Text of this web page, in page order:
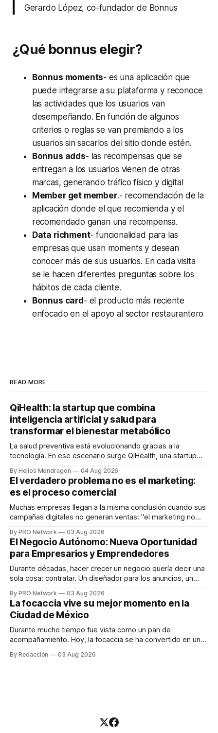
Gerardo López, co-fundador de Bonnus
¿Qué bonnus elegir?
Bonnus moments- es una aplicación que
puede integrarse a su plataforma y reconoce
las actividades que los usuarios van
desempeñando. En función de algunos
criterios o reglas se van premiando a los
usuarios sin sacarlos del sitio donde estén.
Bonnus adds- las recompensas que se
entregan a los usuarios vienen de otras
marcas, generando tráfico físico y digital
Member get member.- recomendación de la
aplicación donde el que recomienda y el
recomendado ganan una recompensa.
Data richment- funcionalidad para las
empresas que usan moments y desean
conocer más de sus usuarios. En cada visita
se le hacen diferentes preguntas sobre los
hábitos de cada cliente.
Bonnus card- el producto más reciente
enfocado en el apoyo al sector restaurantero
READ MORE
QiHealth: la startup que combina
inteligencia artificial y salud para
transformar el bienestar metabólico
La salud preventiva está evolucionando gracias a la
tecnología. En ese escenario surge QiHealth, una startup
dispositivos inteligentes, inteligencia artificial y monitoreo
en tiempo real para ayudar a las personas a tomar mejores
decisiones sobre su salud metabólica. Su propuesta busca
responder
By Helios Mondragon 04 Aug 2026
El verdadero problema no es el marketing:
es el proceso comercial
Muchas empresas llegan a la misma conclusión cuando sus
campañas digitales no generan ventas: "el marketing no
INTERIUS, el problema suele estar en otro lugar. Durante
una entrevista para el podcast SER PRO, el especialista en
marketing digital explicó que
By PRO Network 03 Aug 2026
El Negocio Autónomo: Nueva Oportunidad
para Empresarios y Emprendedores
Durante décadas, hacer crecer un negocio quería decir una
sola cosa: contratar. Un diseñador para los anuncios, un
para los textos, alguien que supiera de publicidad digital
para encontrar prospectos, un vendedor para atender
llamadas y mensajes, y —con suerte— una persona
By PRO Network 03 Aug 2026
La focaccia vive su mejor momento en la
Ciudad de México
Durante mucho tiempo fue vista como un pan de
acompañamiento. Hoy, la focaccia se ha convertido en uno
artesanal, ingredientes de calidad y experiencias que
By Redacción 03 Aug 2026